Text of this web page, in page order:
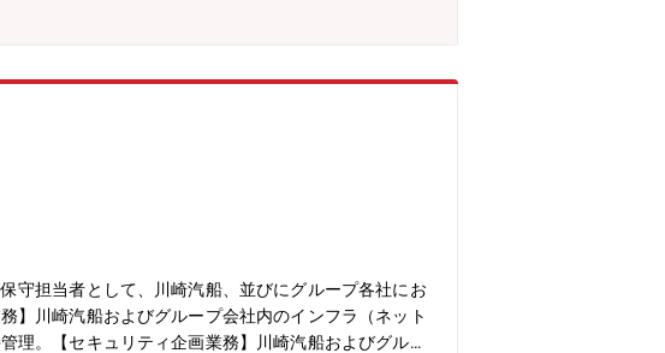
守担当者として、川崎汽船、並びにグループ各社にお
】川崎汽船およびグループ会社内のインフラ（ネット
理。【セキュリティ企画業務】川崎汽船およびグルー